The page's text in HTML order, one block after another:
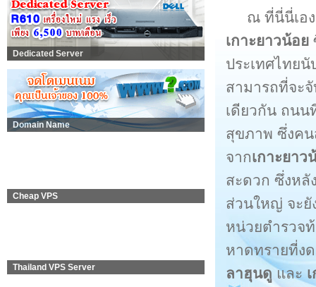
Dedicated Server
Domain Name
Cheap VPS
Thailand VPS Server
ณ ที่นี่นี่เอ
เกาะยาวน้อย
ประเทศไทย
สามารถที่จะ
เดียวกัน ถนน
สุขภาพ ซึ่งค
จากเกาะยาว
สะดวก ซึ่งหลั
ส่วนใหญ่ จะยั
หน่วยตำรวจ
หาดทรายที่ง
ลาฮุนดูและ